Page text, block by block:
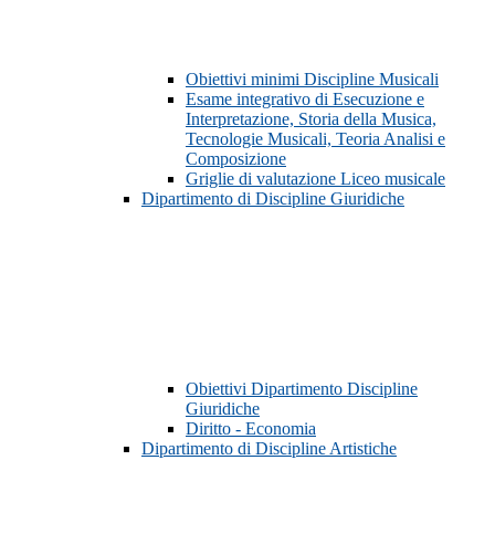
Obiettivi minimi Discipline Musicali
Esame integrativo di Esecuzione e
Interpretazione, Storia della Musica,
Tecnologie Musicali, Teoria Analisi e
Composizione
Griglie di valutazione Liceo musicale
Dipartimento di Discipline Giuridiche
Obiettivi Dipartimento Discipline
Giuridiche
Diritto - Economia
Dipartimento di Discipline Artistiche